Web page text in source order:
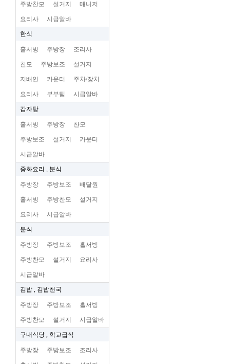
주방찬모 설거지 매니저
요리사 시급알바
한식
홀서빙 주방장 조리사
찬모 주방보조 설거지
지배인 카운터 주차/장치
요리사 부부팀 시급알바
감자탕
홀서빙 주방장 찬모
주방보조 설거지 카운터
시급알바
중화요리 , 분식
주방장 주방보조 배달원
홀서빙 주방찬모 설거지
요리사 시급알바
분식
주방장 주방보조 홀서빙
주방찬모 설거지 요리사
시급알바
김밥 , 김밥천국
주방장 주방보조 홀서빙
주방찬모 설거지 시급알바
구내식당 , 학교급식
주방장 주방보조 조리사